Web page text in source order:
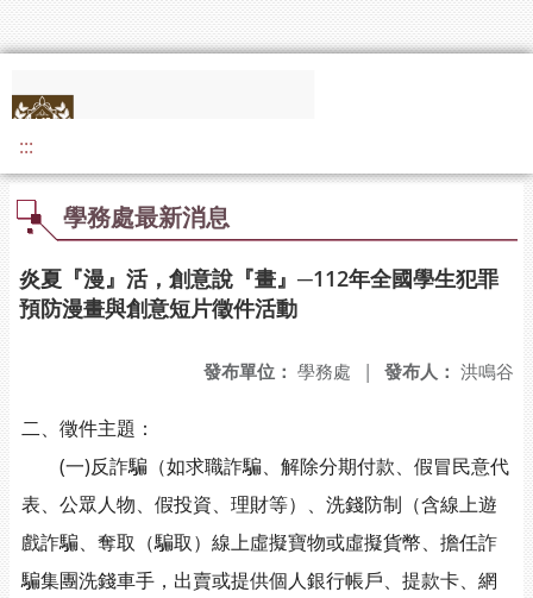
:::
學務處最新消息
炎夏『漫』活，創意說『畫』─112年全國學生犯罪
預防漫畫與創意短片徵件活動
發布人： 洪鳴谷
發布單位： 學務處 |
二、徵件主題：
(一)反詐騙（如求職詐騙、解除分期付款、假冒民意代
表、公眾人物、假投資、理財等）、洗錢防制（含線上遊
戲詐騙、奪取（騙取）線上虛擬寶物或虛擬貨幣、擔任詐
騙集團洗錢車手，出賣或提供個人銀行帳戶、提款卡、網